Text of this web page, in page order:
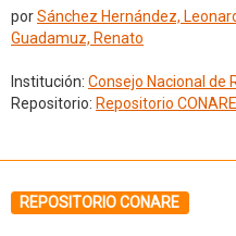
porSánchez Hernández,
Guadamuz, Renato
Institución: Consejo Nacional de
Repositorio: Repositorio CONARE
REPOSITORIO CONARE